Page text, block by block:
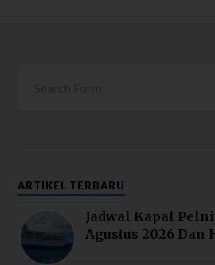
ARTIKEL TERBARU
Jadwal Kapal
Agustus 2026 Dan